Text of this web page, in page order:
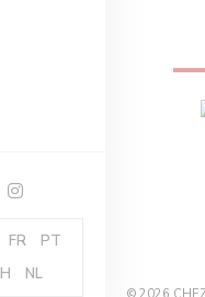
σε νέο παράθυρο))
((ανοίγει σε νέο
Instagram ((ανοίγει σε
FR
PT
NL